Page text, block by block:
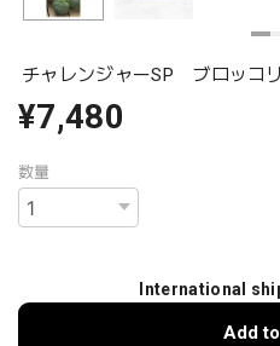
チャレンジャーSP ブロッコ
¥7,480
数量
International
Add